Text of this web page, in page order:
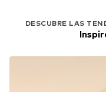
DESCUBRE LAS